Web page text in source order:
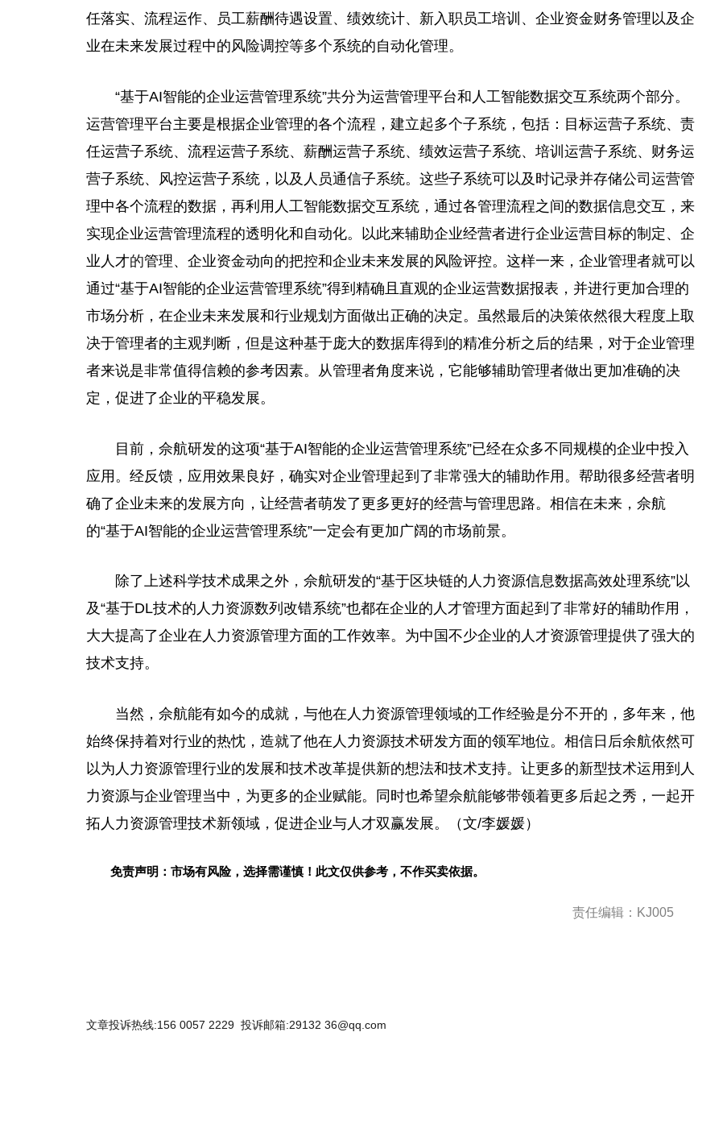
任落实、流程运作、员工薪酬待遇设置、绩效统计、新入职员工培训、企业资金财务管理以及企
业在未来发展过程中的风险调控等多个系统的自动化管理。
“基于AI智能的企业运营管理系统”共分为运营管理平台和人工智能数据交互系统两个部分。
运营管理平台主要是根据企业管理的各个流程，建立起多个子系统，包括：目标运营子系统、责
任运营子系统、流程运营子系统、薪酬运营子系统、绩效运营子系统、培训运营子系统、财务运
营子系统、风控运营子系统，以及人员通信子系统。这些子系统可以及时记录并存储公司运营管
理中各个流程的数据，再利用人工智能数据交互系统，通过各管理流程之间的数据信息交互，来
实现企业运营管理流程的透明化和自动化。以此来辅助企业经营者进行企业运营目标的制定、企
业人才的管理、企业资金动向的把控和企业未来发展的风险评控。这样一来，企业管理者就可以
通过“基于AI智能的企业运营管理系统”得到精确且直观的企业运营数据报表，并进行更加合理的
市场分析，在企业未来发展和行业规划方面做出正确的决定。虽然最后的决策依然很大程度上取
决于管理者的主观判断，但是这种基于庞大的数据库得到的精准分析之后的结果，对于企业管理
者来说是非常值得信赖的参考因素。从管理者角度来说，它能够辅助管理者做出更加准确的决
定，促进了企业的平稳发展。
目前，佘航研发的这项“基于AI智能的企业运营管理系统”已经在众多不同规模的企业中投入
应用。经反馈，应用效果良好，确实对企业管理起到了非常强大的辅助作用。帮助很多经营者明
确了企业未来的发展方向，让经营者萌发了更多更好的经营与管理思路。相信在未来，佘航
的“基于AI智能的企业运营管理系统”一定会有更加广阔的市场前景。
除了上述科学技术成果之外 ， 佘航研发的“基于区块链的人力资源信息数据高效处理系统”以
及“基于DL技术的人力资源数列改错系统”也都在企业的人才管理方面起到了非常好的辅助作用，
大大提高了企业在人力资源管理方面的工作效率。为中国不少企业的人才资源管理提供了强大的
技术支持。
当然，佘航能有如今的成就，与他在人力资源管理领域的工作经验是分不开的，多年来，他
始终保持着对行业的热忱，造就了他在人力资源技术研发方面的领军地位。相信日后余航依然可
以为人力资源管理行业的发展和技术改革提供新的想法和技术支持。让更多的新型技术运用到人
力资源与企业管理当中，为更多的企业赋能。同时也希望佘航能够带领着更多后起之秀，一起开
拓人力资源管理技术新领域，促进企业与人才双赢发展。（文/李媛媛）
免责声明：市场有风险，选择需谨慎！此文仅供参考，不作买卖依据。
责任编辑：KJ005
文章投诉热线:156 0057 2229 投诉邮箱:29132 36@qq.com